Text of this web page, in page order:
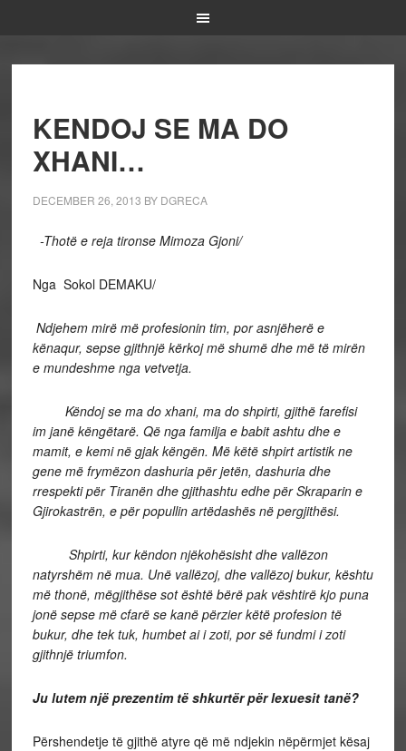
KENDOJ SE MA DO
XHANI…
DECEMBER 26, 2013 BY DGRECA
-Thotë e reja tironse Mimoza Gjoni/
Nga Sokol DEMAKU/
Ndjehem mirë më profesionin tim, por asnjëherë e
kënaqur, sepse gjithnjë kërkoj më shumë dhe më të mirën
e mundeshme nga vetvetja.
Këndoj se ma do xhani, ma do shpirti, gjithë farefisi
im janë këngëtarë. Që nga familja e babit ashtu dhe e
mamit, e kemi në gjak këngën. Më këtë shpirt artistik ne
gene më frymëzon dashuria për jetën, dashuria dhe
rrespekti për Tiranën dhe gjithashtu edhe për Skraparin e
Gjirokastrën, e për popullin artëdashës në pergjithësi.
Shpirti, kur këndon njëkohësisht dhe vallëzon
natyrshëm në mua. Unë vallëzoj, dhe vallëzoj bukur, kështu
më thonë, mëgjithëse sot është bërë pak vështirë kjo puna
jonë sepse më cfarë se kanë përzier këtë profesion të
bukur, dhe tek tuk, humbet ai i zoti, por së fundmi i zoti
gjithnjë triumfon.
Ju lutem një prezentim të shkurtër për lexuesit tanë?
Përshendetje të gjithë atyre që më ndjekin nëpërmjet kësaj